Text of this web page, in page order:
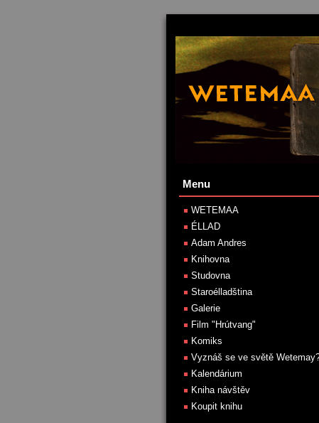
Menu
WETEMAA
ÉLLAD
Adam Andres
Knihovna
Studovna
Staroélladština
Galerie
Film "Hrútvang"
Komiks
Vyznáš se ve světě
Kalendárium
Kniha návštěv
Koupit knihu